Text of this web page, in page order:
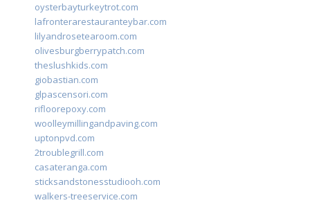
oysterbayturkeytrot.com
lafronterarestauranteybar.com
lilyandrosetearoom.com
olivesburgberrypatch.com
theslushkids.com
giobastian.com
glpascensori.com
rifloorepoxy.com
woolleymillingandpaving.com
uptonpvd.com
2troublegrill.com
casateranga.com
sticksandstonesstudiooh.com
walkers-treeservice.com